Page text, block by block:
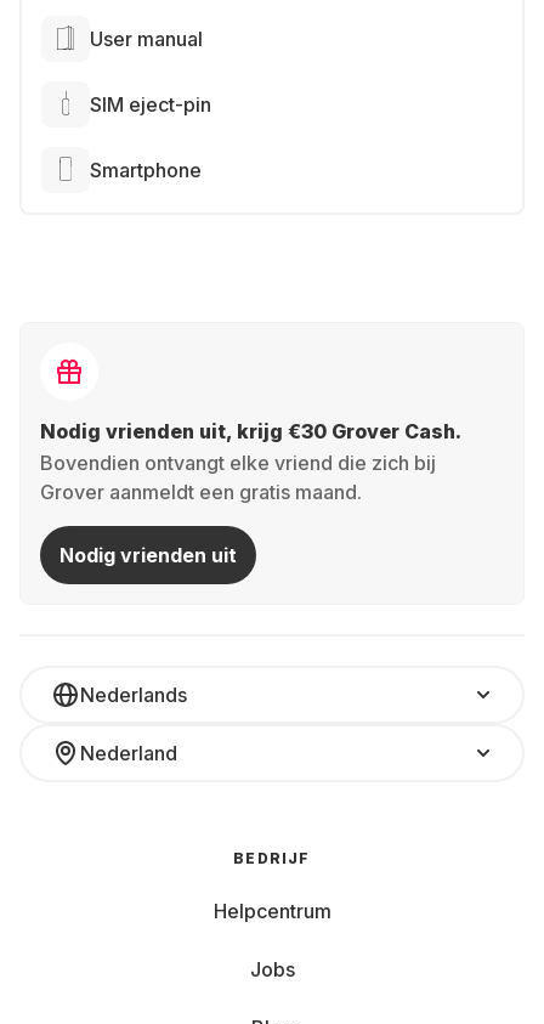
User manual
SIM eject-pin
Smartphone
Nodig vrienden uit, krijg €30 Grover Cash.
Bovendien ontvangt elke vriend die zich bij
Grover aanmeldt een gratis maand.
Nodig vrienden uit
Nederlands
Nederland
BEDRIJF
Helpcentrum
Jobs